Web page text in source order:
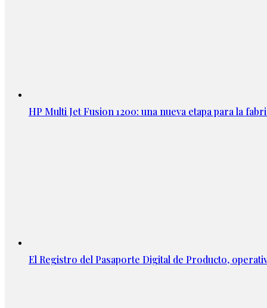
HP Multi Jet Fusion 1200: una nueva etapa para la
El Registro del Pasaporte Digital de Producto,